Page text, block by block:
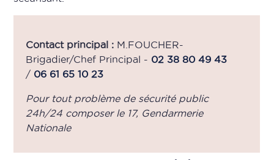
Contact principal : M.FOUCHER-
Brigadier/Chef Principal - 02 38 80 49 43
/ 06 61 65 10 23
Pour tout problème de sécurité public
24h/24 composer le 17, Gendarmerie
Nationale